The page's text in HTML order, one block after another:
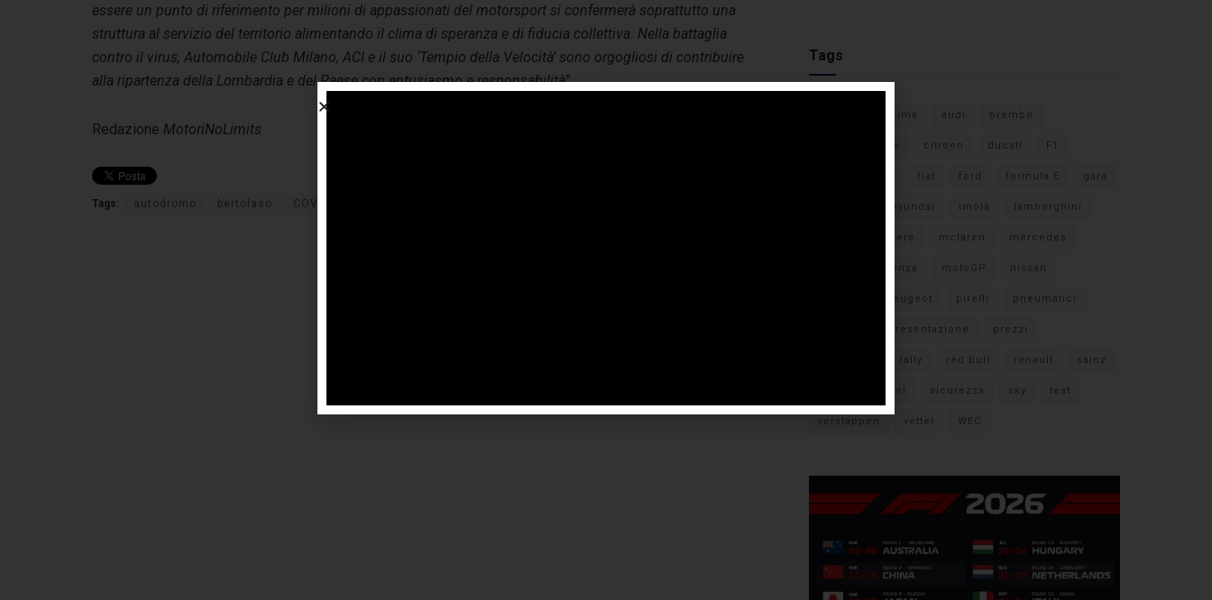
essere un punto di riferimento per milioni di appassionati del motorsport si confermerà soprattutto una
struttura al servizio del territorio alimentando il clima di speranza e di fiducia collettiva. Nella battaglia
contro il virus, Automobile Club Milano, ACI e il suo ‘Tempio della Velocità’ sono orgogliosi di contribuire
alla ripartenza della Lombardia e del Paese con entusiasmo e responsabilità”.
Redazione MotoriNoLimits
Tags: autodromo bertolaso COVID19
Tags
anteprima audi brembo
caratteristiche citroen ducati F1
fiat ford formula E gara
hyundai imola lamborghini
libere mclaren mercedes
monza motoGP nissan
peugeot pirelli pneumatici
presentazione prezzi
rally red bull renault sainz
sebastian vettel sicurezza sky test
verstappen vettel WEC